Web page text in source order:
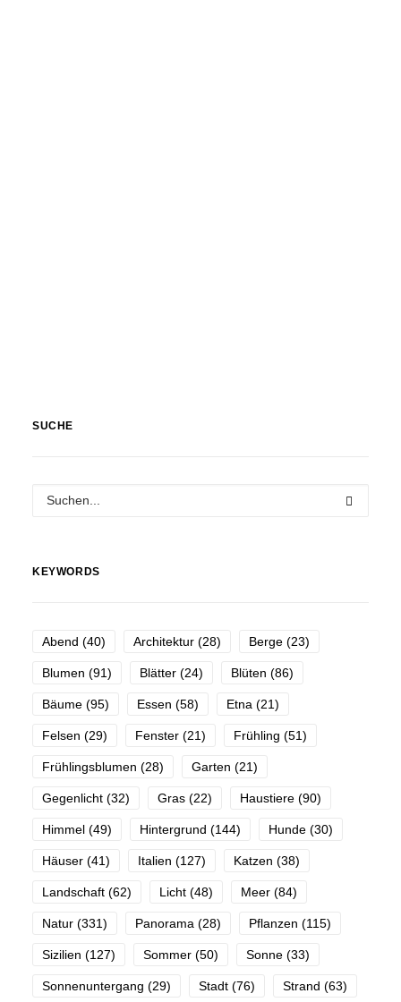
SUCHE
KEYWORDS
Abend (40) Architektur (28) Berge (23)
Blumen (91) Blätter (24) Blüten (86)
Bäume (95) Essen (58) Etna (21)
Felsen (29) Fenster (21) Frühling (51)
Frühlingsblumen (28) Garten (21)
Gegenlicht (32) Gras (22) Haustiere (90)
Himmel (49) Hintergrund (144) Hunde (30)
Häuser (41) Italien (127) Katzen (38)
Landschaft (62) Licht (48) Meer (84)
Natur (331) Panorama (28) Pflanzen (115)
Sizilien (127) Sommer (50) Sonne (33)
Sonnenuntergang (29) Stadt (76) Strand (63)